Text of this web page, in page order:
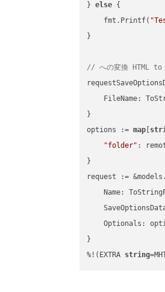
} else {
    fmt.Printf(
}
// への変換 HTML to
FileName:
}
options := map
"folder" :
}
request :=
Name:
Optionals:
}
%!(EXTRA string